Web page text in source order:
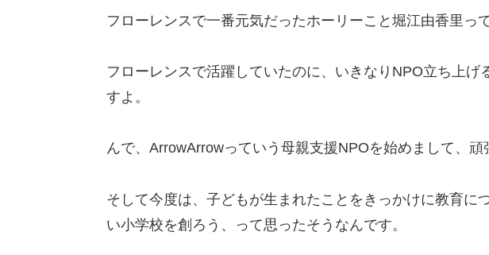
フローレンスで一番元気だったホーリーこと堀江由香里っ
フローレンスで活躍していたのに、いきなりNPO立ち上げ
すよ。
んで、ArrowArrowっていう母親支援NPOを始めまして、頑
そして今度は、子どもが生まれたことをきっかけに教育に
い小学校を創ろう、って思ったそうなんです。